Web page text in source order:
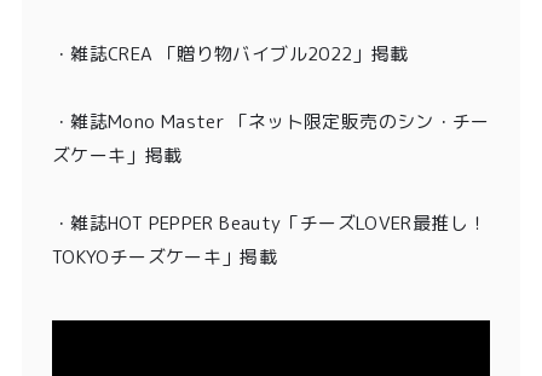
・雑誌CREA 「贈り物バイブル2022」掲載
・雑誌Mono Master 「ネット限定販売のシン・チー
ズケーキ」掲載
・雑誌HOT PEPPER Beauty「チーズLOVER最推し！
TOKYOチーズケーキ」掲載